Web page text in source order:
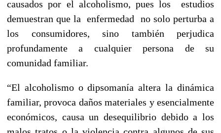
causados por el alcoholismo, pues los estudios
demuestran que la enfermedad no solo perturba a
los consumidores, sino también perjudica
profundamente a cualquier persona de su
comunidad familiar.
“El alcoholismo o dipsomanía altera la dinámica
familiar, provoca daños materiales y esencialmente
económicos, causa un desequilibrio debido a los